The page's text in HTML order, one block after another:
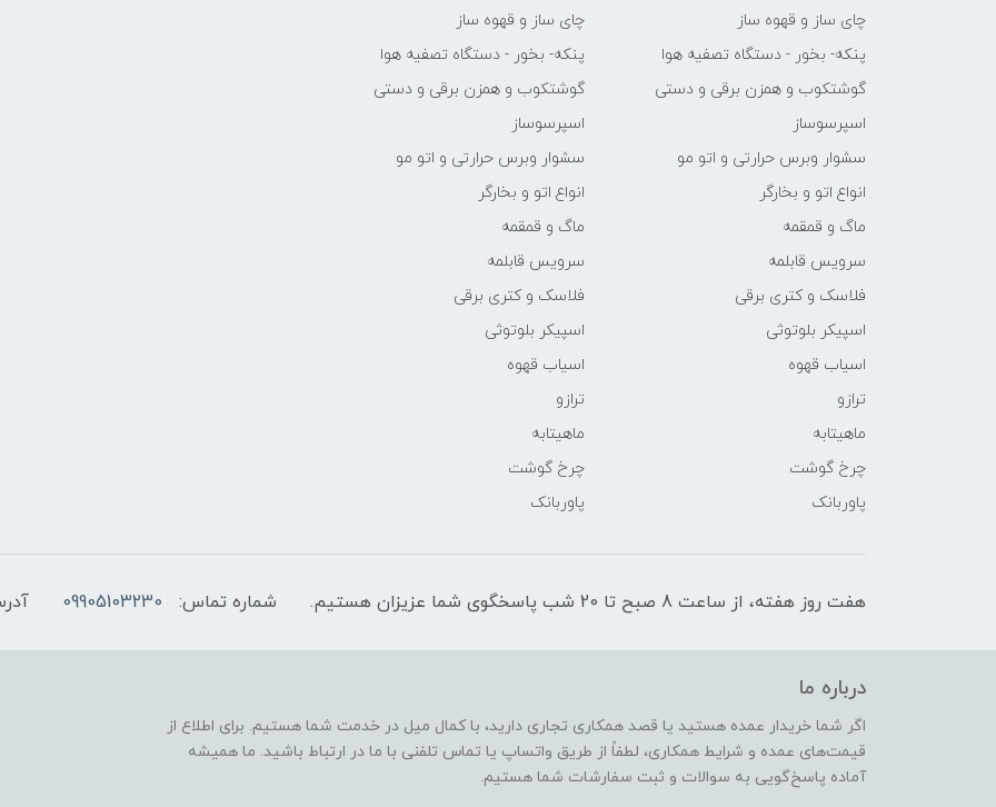
چای ساز و قهوه ساز
پنکه- بخور - دستگاه تصفیه هوا
گوشتکوب و همزن برقی و دستی
اسپرسوساز
سشوار وبرس حرارتی و اتو مو
انواع اتو و بخارگر
ماگ و قمقمه
سرویس قابلمه
فلاسک و کتری برقی
اسپیکر بلوتوثی
اسیاب قهوه
ترازو
ماهیتابه
چرخ گوشت
پاوربانک
چای ساز و قهوه ساز
پنکه- بخور - دستگاه تصفیه هوا
گوشتکوب و همزن برقی و دستی
اسپرسوساز
سشوار وبرس حرارتی و اتو مو
انواع اتو و بخارگر
ماگ و قمقمه
سرویس قابلمه
فلاسک و کتری برقی
اسپیکر بلوتوثی
اسیاب قهوه
ترازو
ماهیتابه
چرخ گوشت
پاوربانک
هفت روز هفته، از ساعت 8 صبح تا 20 شب پاسخگوی شما عزیزان هستیم. شماره تماس: 09905103230
درباره ما
اگر شما خریدار عمده هستید یا قصد همکاری تجاری دارید، با کمال میل در خدمت شما هستیم. برای اطلاع از
قیمت‌های عمده و شرایط همکاری، لطفاً از طریق واتساپ یا تماس تلفنی با ما در ارتباط باشید. ما همیشه
آماده پاسخ‌گویی به سوالات و ثبت سفارشات شما هستیم.